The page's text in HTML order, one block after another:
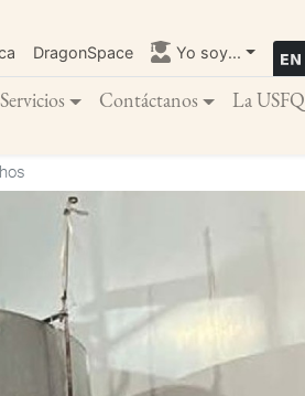
DragonSpace Yo soy...
Servicios Contáctanos La USFQ